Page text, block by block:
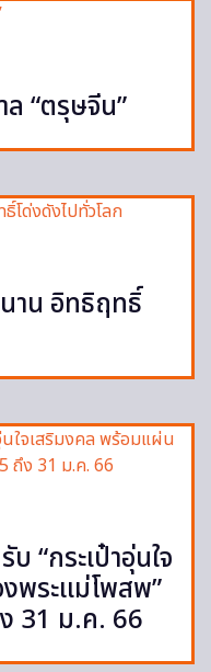
ล “ตรุษจีน”
นาน อิทธิฤทธิ์
“กระเป๋าอุ่นใจ
พระแม่โพสพ”
31 ม.ค. 66